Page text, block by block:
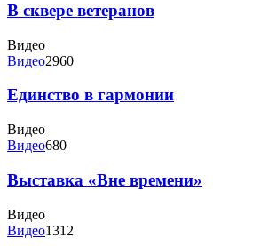
В сквере ветеранов
Видео
Видео2960
Единство в гармонии
Видео
Видео680
Выставка «Вне времени»
Видео
Видео1312